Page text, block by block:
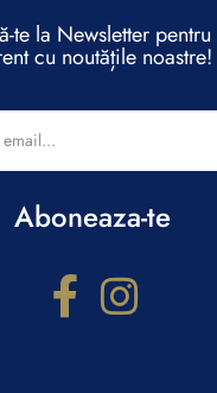
te la Newsletter
cu noutățile noastre!
Aboneaza-te